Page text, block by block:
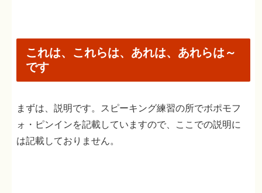
これは、これらは、あれは、あれらは～
です
まずは、説明です。スピーキング練習の所でボポモフ
ォ・ピンインを記載していますので、ここでの説明に
は記載しておりません。